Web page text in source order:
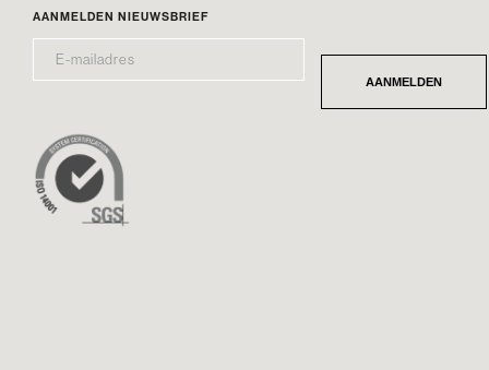
AANMELDEN NIEUWSBRIEF
MAILADRES* AANMELDEN